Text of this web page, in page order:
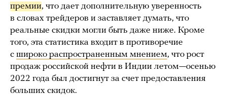
премии, что дает дополнительную уверенность
в словах трейдеров и заставляет думать, что
реальные скидки могли быть даже ниже. Кроме
того, эта статистика входит в противоречие
с широко распространенным мнением, что рост
продаж российской нефти в Индии летом—осенью
2022 года был достигнут за счет предоставления
больших скидок.